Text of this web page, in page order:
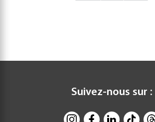
Suivez-nous sur :